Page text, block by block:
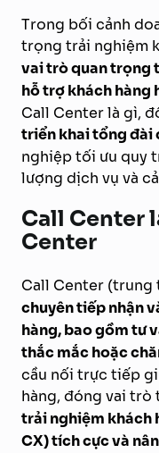
Trong bối cảnh
trọng trải nghiệm
vai trò quan trọng
hỗ trợ khách hàng
Call Center là gì,
triển khai tổng đài
nghiệp tối ưu quy
lượng dịch vụ và
Call Center
Center
Call Center (trung
chuyên tiếp nhận
hàng, bao gồm tư
thắc mắc hoặc
cầu nối trực tiếp
hàng, đóng vai
trải nghiệm khách
CX) tích cực và